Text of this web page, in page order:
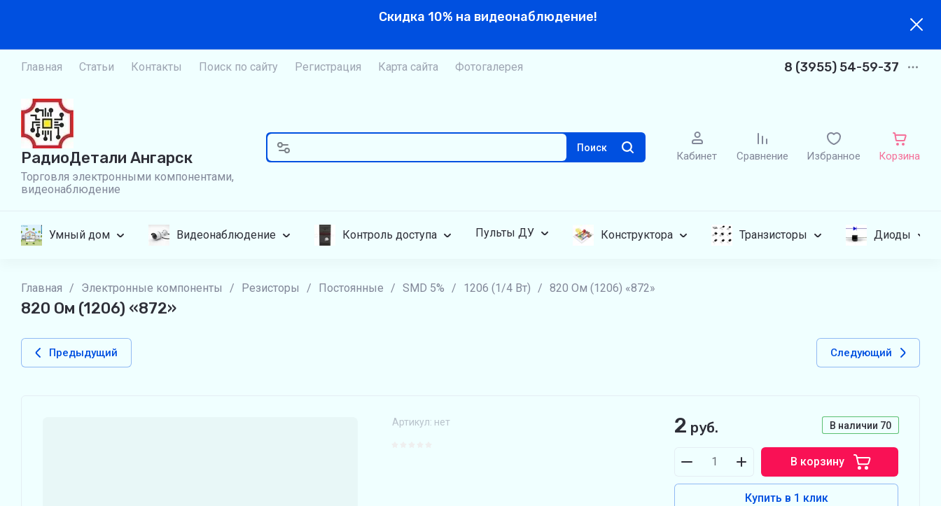
Скидка 10% на видеонаблюдение!
Главная Статьи Контакты Поиск по сайту Регистрация Карта сайта Фотогалерея 8 (3955) 54-59-37
РадиоДетали Ангарск
Торговля электронными компонентами,
видеонаблюдение
Поиск
Кабинет Сравнение Избранное Корзина
Умный дом Видеонаблюдение Контроль доступа Пульты ДУ Конструктора Транзисторы Диоды
Главная / Электронные компоненты / Резисторы / Постоянные / SMD 5% / 1206 (1/4 Вт) / 820 Ом (1206) «872»
820 Ом (1206) «872»
Предыдущий Следующий
Артикул: нет В наличии 70
2 руб.
В корзину
Купить в 1 клик